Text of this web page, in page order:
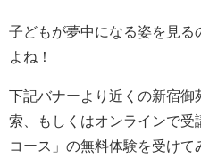
子どもが夢中になる姿を見る
よね！
下記バナーより近くの新宿御
索、もしくはオンラインで受
コース」の無料体験を受けて